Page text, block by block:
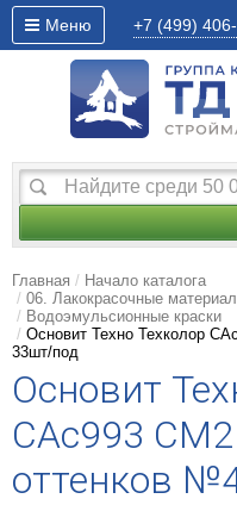
Меню +7 (499)
Главная
Начало каталога
06. Лакокрасочные
Водоэмульсионные краски
Основит Техно Техколор
33шт/под
Основит
САс993 СМ2
оттенков